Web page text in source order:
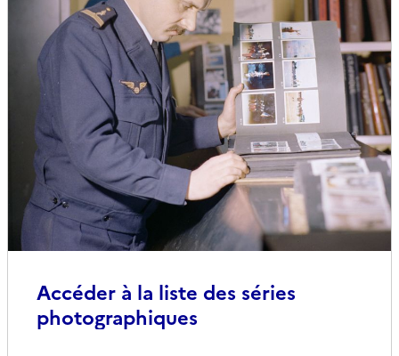
Accéder à la liste des séries
photographiques